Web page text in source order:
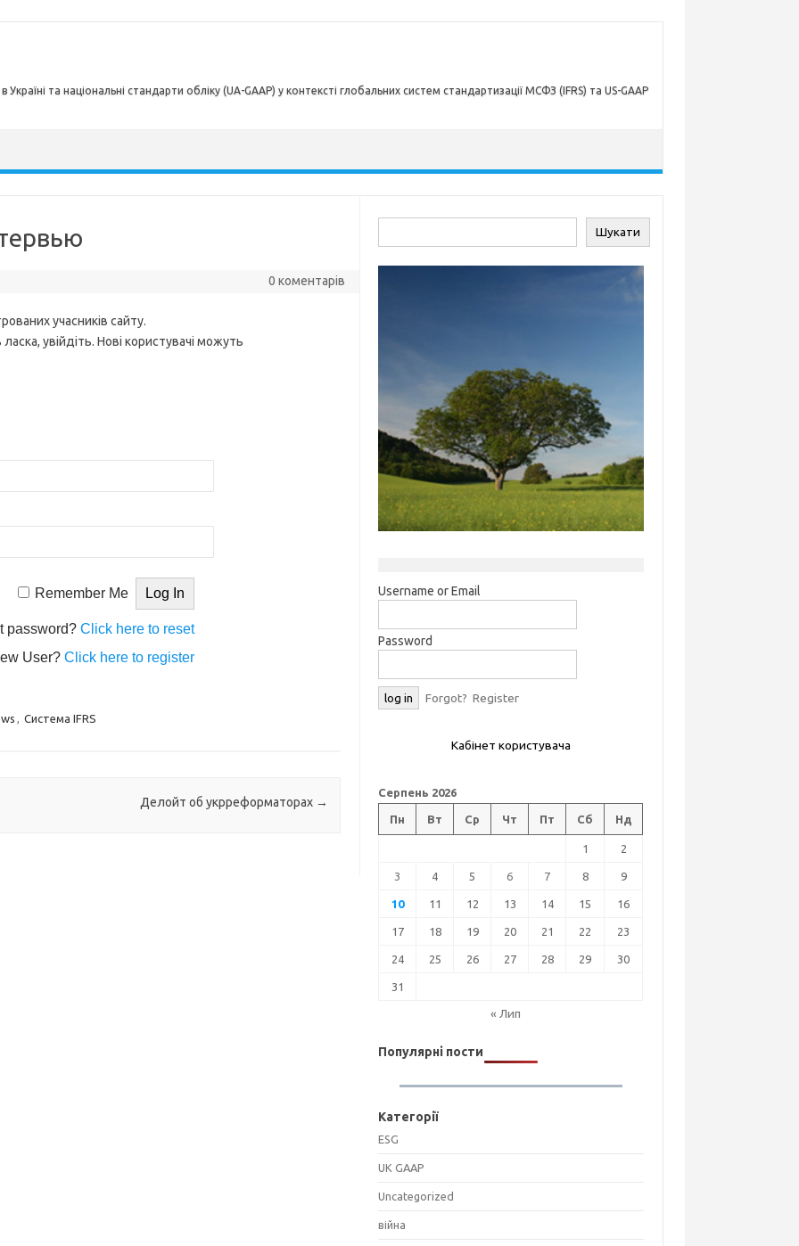
та національні стандарти обліку (UA-GAAP) у контексті глобальних систем стандартизації МСФЗ (IFRS) та US-GAAP
0 коментарів
учасників сайту.
увійдіть. Нові користувачі можуть
Remember Me
password? Click here to reset
User? Click here to register
, Система IFRS
Делойт об укрреформаторах →
Шукати
Username or Email
Password
Forgot? Register
Кабінет користувача
Серпень 2026
Пн Вт Ср Чт Пт Сб Нд
1 2
3 4 5 6 7 8 9
10 11 12 13 14 15 16
17 18 19 20 21 22 23
24 25 26 27 28 29 30
31
« Лип
Популярні пости
Категорії
ESG
UK GAAP
Uncategorized
війна